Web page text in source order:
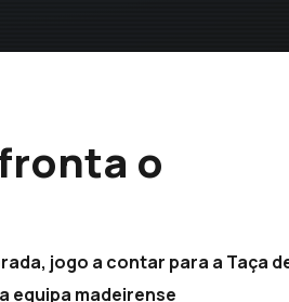
o
jogo a contar para a Taça
equipa madeirense